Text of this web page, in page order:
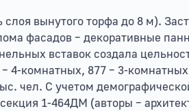
вынутого торфа до 8 м).
фасадов – декоративные
вставок создала
– 4-комнатных, 877 – 3-
чел. С учетом
1-464ДМ (авторы –